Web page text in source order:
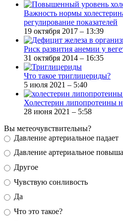
Важность нормы
регулирование показателей
19 октября 2017 – 13:39
Риск развития анемии у
31 октября 2014 – 16:35
Что такое триглицериды?
5 июля 2021 – 5:40
Холестерин липопротеины
28 июня 2021 – 5:58
Вы метеочувствительны?
Давление артериальное падает
Давление артериальное
Другое
Чувствую сонливость
Да
Что это такое?